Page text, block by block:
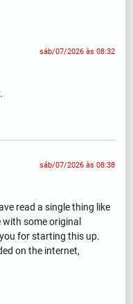
sáb/07/2026 às 08:32
sáb/07/2026 às 08:38
read a single thing like
some original
for starting this up.
on the internet,